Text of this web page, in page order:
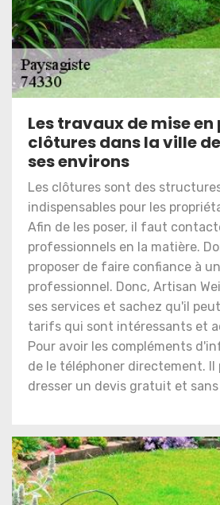
Les travaux de mise
clôtures dans la ville
ses environs
Les clôtures sont des
indispensables pour les
Afin de les poser, il faut
professionnels en la matière.
proposer de faire confiance à
professionnel. Donc, Artisan
ses services et sachez qu'il
tarifs qui sont intéressants et
Pour avoir les compléments
de le téléphoner directement. Il
dresser un devis gratuit et